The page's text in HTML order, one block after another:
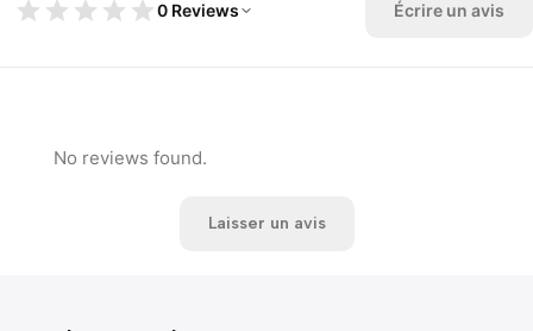
0 Reviews Écrire un avis
No reviews found.
Laisser un avis